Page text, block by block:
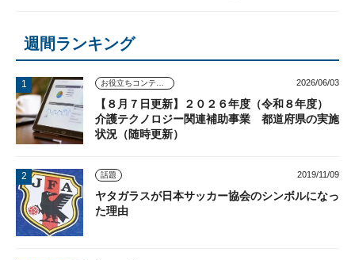
週間ランキング
2026/06/03
【８月７日更新】２０２６年度（令和８年度）
介護テクノロジー関連補助事業 都道府県の実施
状況（随時更新）
話題 2019/11/09
ヤタガラスが日本サッカー協会のシンボルになっ
た理由